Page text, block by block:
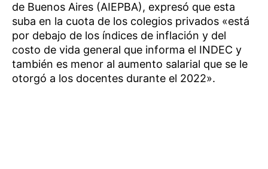
de Buenos Aires (AIEPBA), expresó que esta
suba en la cuota de los colegios privados «está
por debajo de los índices de inflación y del
costo de vida general que informa el INDEC y
también es menor al aumento salarial que se le
otorgó a los docentes durante el 2022».